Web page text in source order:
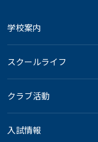
学校案内
スクールライフ
クラブ活動
入試情報